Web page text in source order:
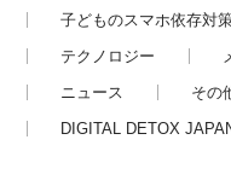
子どものスマホ依存対
テクノロジー
ニュース
その
DIGITAL DETOX